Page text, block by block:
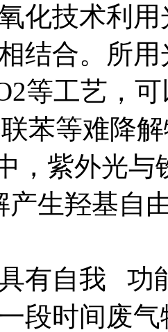
技术利用
结合。所
等工艺，
苯等难降
，紫外光
产生羟基自
自我 功能
段时间废